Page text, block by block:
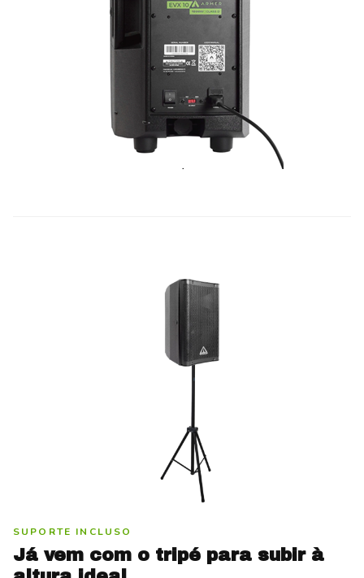
SUPORTE INCLUSO
Já vem com o tripé para subir à